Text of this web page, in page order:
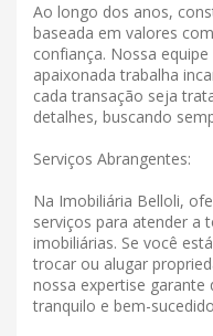
Ao longo dos anos,
baseada em valores
confiança. Nossa
apaixonada trabalha
cada transação seja
detalhes, buscando
Serviços Abrangentes:
Na Imobiliária Belloli,
serviços para atender a
imobiliárias. Se você
trocar ou alugar
nossa expertise garante
tranquilo e bem-